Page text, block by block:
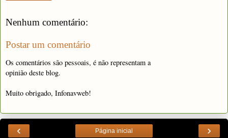
Nenhum comentário:
Postar um comentário
Os comentários são pessoais, é não representam a
opinião deste blog.
Muito obrigado, Infonavweb!
‹ ›
Página inicial